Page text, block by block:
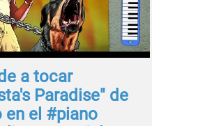
a tocar
Paradise" de
en el #piano